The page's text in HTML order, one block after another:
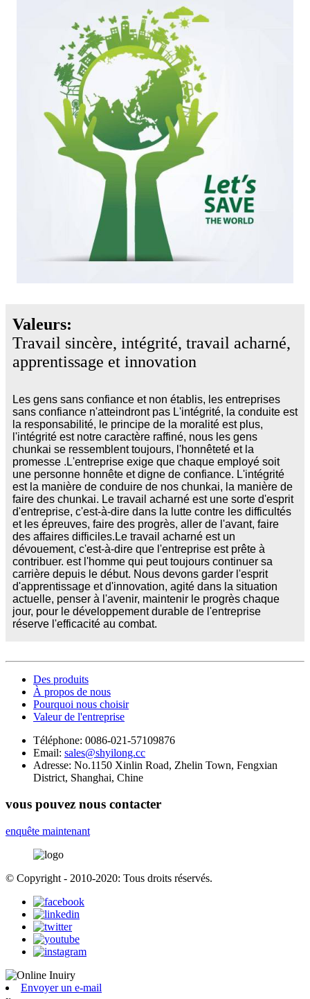
Valeurs:
Travail sincère, intégrité, travail acharné,
apprentissage et innovation
Les gens sans confiance et non établis, les entreprises
sans confiance n'atteindront pas L'intégrité, la conduite est
la responsabilité, le principe de la moralité est plus,
l'intégrité est notre caractère raffiné, nous les gens
chunkai se ressemblent toujours, l'honnêteté et la
promesse .L'entreprise exige que chaque employé soit
une personne honnête et digne de confiance. L'intégrité
est la manière de conduire de nos chunkai, la manière de
faire des chunkai. Le travail acharné est une sorte d'esprit
d'entreprise, c'est-à-dire dans la lutte contre les difficultés
et les épreuves, faire des progrès, aller de l'avant, faire
des affaires difficiles.Le travail acharné est un
dévouement, c'est-à-dire que l'entreprise est prête à
contribuer. est l'homme qui peut toujours continuer sa
carrière depuis le début. Nous devons garder l'esprit
d'apprentissage et d'innovation, agité dans la situation
actuelle, penser à l'avenir, maintenir le progrès chaque
jour, pour le développement durable de l'entreprise
réserve l'efficacité au combat.
Des produits
À propos de nous
Pourquoi nous choisir
Valeur de l'entreprise
Téléphone: 0086-021-57109876
Email: sales@shyilong.cc
Adresse: No.1150 Xinlin Road, Zhelin Town, Fengxian
District, Shanghai, Chine
vous pouvez nous contacter
enquête maintenant
© Copyright - 2010-2020: Tous droits réservés.
Envoyer un e-mail